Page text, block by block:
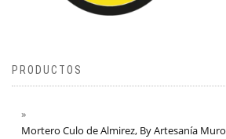
PRODUCTOS
Mortero Culo de Almirez, By Artesanía Muro